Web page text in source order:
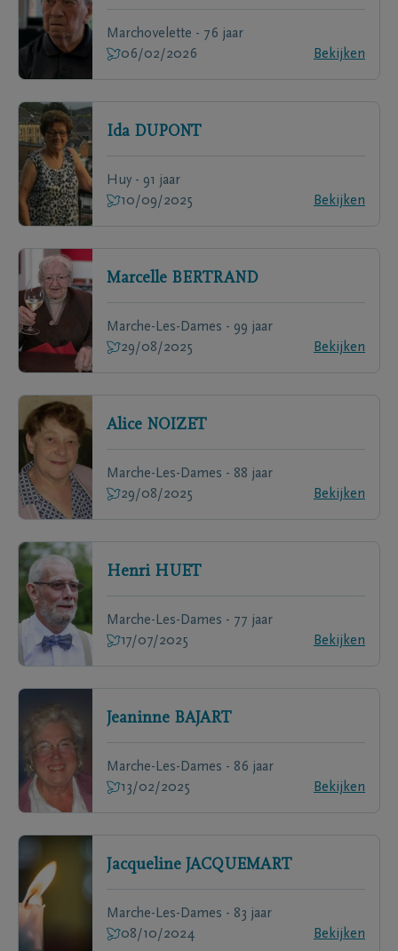
Marchovelette - 76 jaar
06/02/2026
Bekijken
Ida DUPONT
Huy - 91 jaar
10/09/2025
Bekijken
Marcelle BERTRAND
Marche-Les-Dames - 99 jaar
29/08/2025
Bekijken
Alice NOIZET
Marche-Les-Dames - 88 jaar
29/08/2025
Bekijken
Henri HUET
Marche-Les-Dames - 77 jaar
17/07/2025
Bekijken
Jeaninne BAJART
Marche-Les-Dames - 86 jaar
13/02/2025
Bekijken
Jacqueline JACQUEMART
Marche-Les-Dames - 83 jaar
08/10/2024
Bekijken